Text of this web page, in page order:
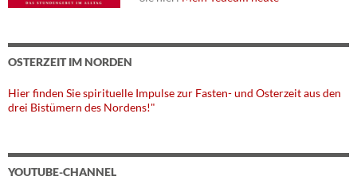
OSTERZEIT IM NORDEN
Hier finden Sie spirituelle Impulse zur Fasten- und Osterzeit aus den
drei Bistümern des Nordens!"
YOUTUBE-CHANNEL